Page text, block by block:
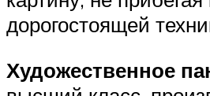
дорогостоящей
Художественное